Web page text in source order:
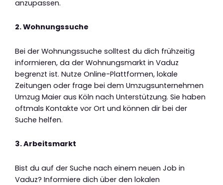
anzupassen.
2. Wohnungssuche
Bei der Wohnungssuche solltest du dich frühzeitig
informieren, da der Wohnungsmarkt in Vaduz
begrenzt ist. Nutze Online-Plattformen, lokale
Zeitungen oder frage bei dem Umzugsunternehmen
Umzug Maier aus Köln nach Unterstützung. Sie haben
oftmals Kontakte vor Ort und können dir bei der
Suche helfen.
3. Arbeitsmarkt
Bist du auf der Suche nach einem neuen Job in
Vaduz? Informiere dich über den lokalen